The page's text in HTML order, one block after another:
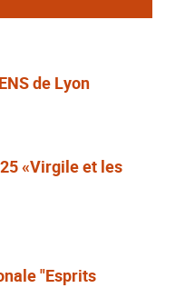
de Lyon
«Virgile et les
"Esprits